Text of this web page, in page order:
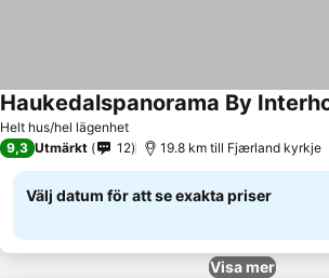
Helt hus/hel lägenhet
Haukedalspanorama By
9,3 Utmärkt 12 19.8 km till Fjærland kyrkje
Välj datum för att se exakta priser
Visa mer